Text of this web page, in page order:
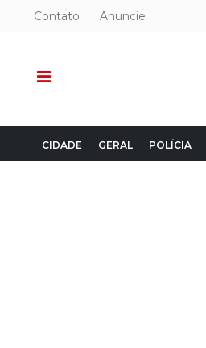
Contato Anuncie
CIDADE GERAL POLÍCIA